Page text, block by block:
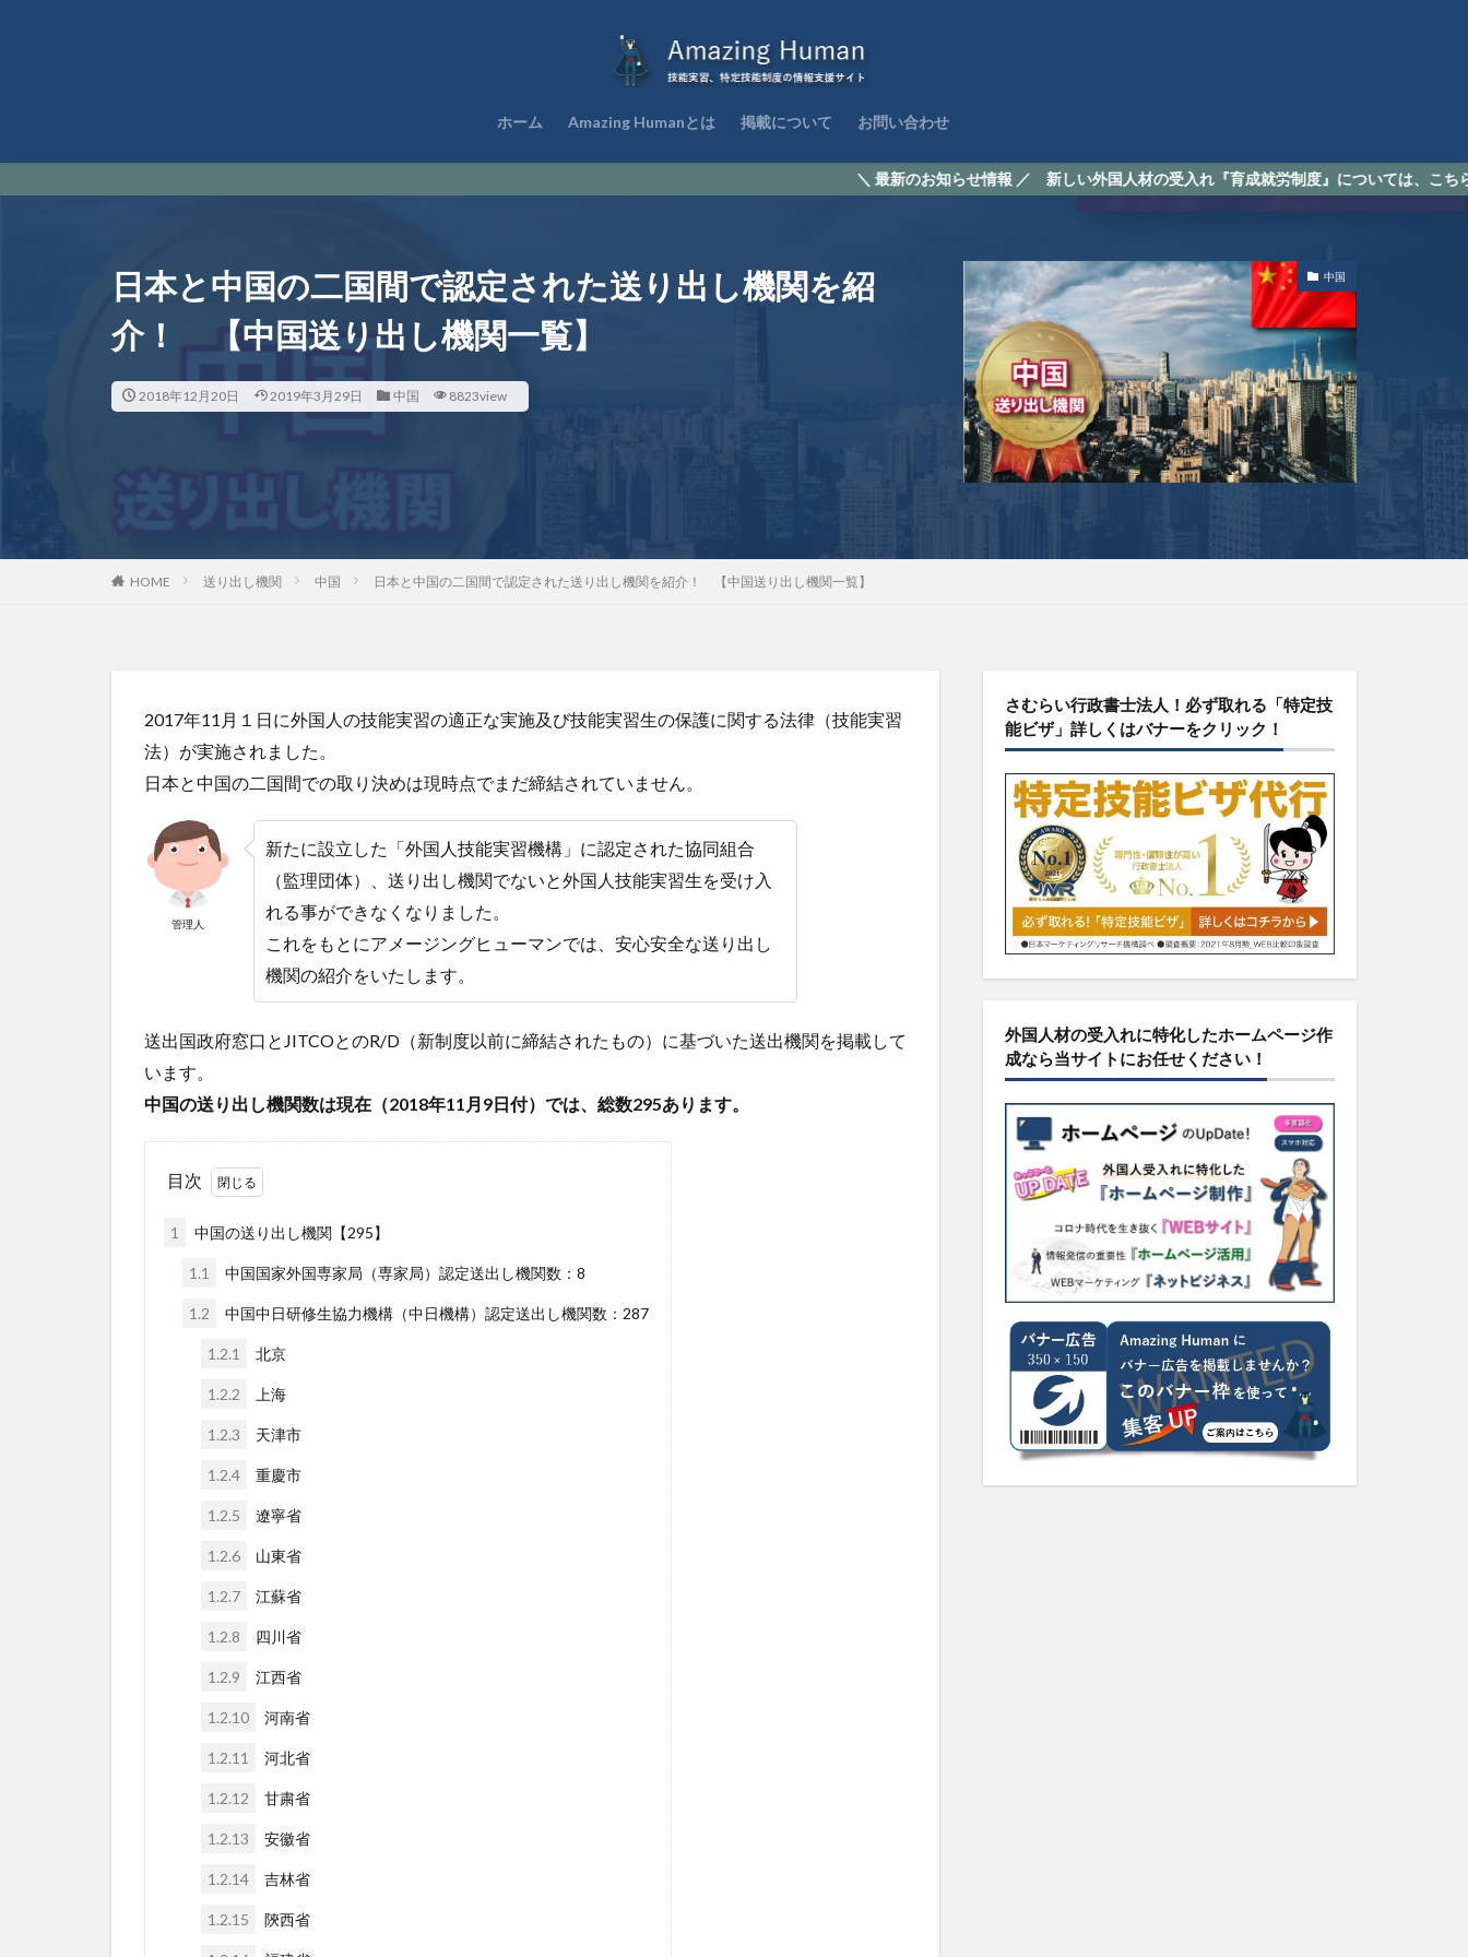
ホーム Amazing Humanとは 掲載について お問い合わせ
＼ 最新のお知らせ情報 ／ 新しい外国人材の受入れ『育成就労制度』については、こちら
日本と中国の二国間で認定された送り出し機関を紹
介！ 【中国送り出し機関一覧】
2018年12月20日 2019年3月29日 中国 8823view
中国
HOME 送り出し機関 中国 日本と中国の二国間で認定された送り出し機関を紹介！ 【中国送り出し機関一覧】
2017年11月１日に外国人の技能実習の適正な実施及び技能実習生の保護に関する法律（技能実習
法）が実施されました。
日本と中国の二国間での取り決めは現時点でまだ締結されていません。
管理人
新たに設立した「外国人技能実習機構」に認定された協同組合
（監理団体）、送り出し機関でないと外国人技能実習生を受け入
れる事ができなくなりました。
これをもとにアメージングヒューマンでは、安心安全な送り出し
機関の紹介をいたします。
送出国政府窓口とJITCOとのR/D（新制度以前に締結されたもの）に基づいた送出機関を掲載して
います。
中国の送り出し機関数は現在（2018年11月9日付）では、総数295あります。
目次
1 中国の送り出し機関【295】
1.1 中国国家外国専家局（専家局）認定送出し機関数：8
1.2 中国中日研修生協力機構（中日機構）認定送出し機関数：287
1.2.1 北京
1.2.2 上海
1.2.3 天津市
1.2.4 重慶市
1.2.5 遼寧省
1.2.6 山東省
1.2.7 江蘇省
1.2.8 四川省
1.2.9 江西省
1.2.10 河南省
1.2.11 河北省
1.2.12 甘粛省
1.2.13 安徽省
1.2.14 吉林省
1.2.15 陝西省
さむらい行政書士法人！必ず取れる「特定技
能ビザ」詳しくはバナーをクリック！
外国人材の受入れに特化したホームページ作
成なら当サイトにお任せください！